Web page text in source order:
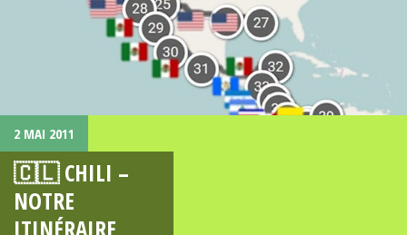
2 MAI 2011
🇨🇱 CHILI –
NOTRE
ITINÉRAIRE